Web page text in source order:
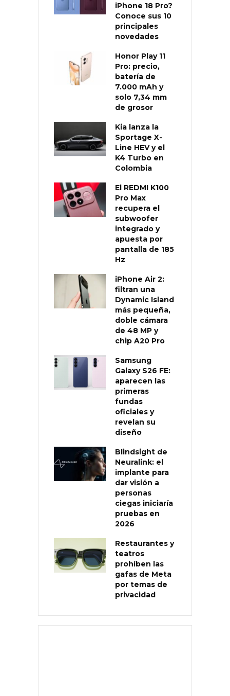
iPhone 18 Pro?
Conoce sus 10
principales
novedades
Honor Play 11
Pro: precio,
batería de
7.000 mAh y
solo 7,34 mm
de grosor
Kia lanza la
Sportage X-
Line HEV y el
K4 Turbo en
Colombia
El REDMI K100
Pro Max
recupera el
subwoofer
integrado y
apuesta por
pantalla de 185
Hz
iPhone Air 2:
filtran una
Dynamic Island
más pequeña,
doble cámara
de 48 MP y
chip A20 Pro
Samsung
Galaxy S26 FE:
aparecen las
primeras
fundas
oficiales y
revelan su
diseño
Blindsight de
Neuralink: el
implante para
dar visión a
personas
ciegas iniciaría
pruebas en
2026
Restaurantes y
teatros
prohíben las
gafas de Meta
por temas de
privacidad